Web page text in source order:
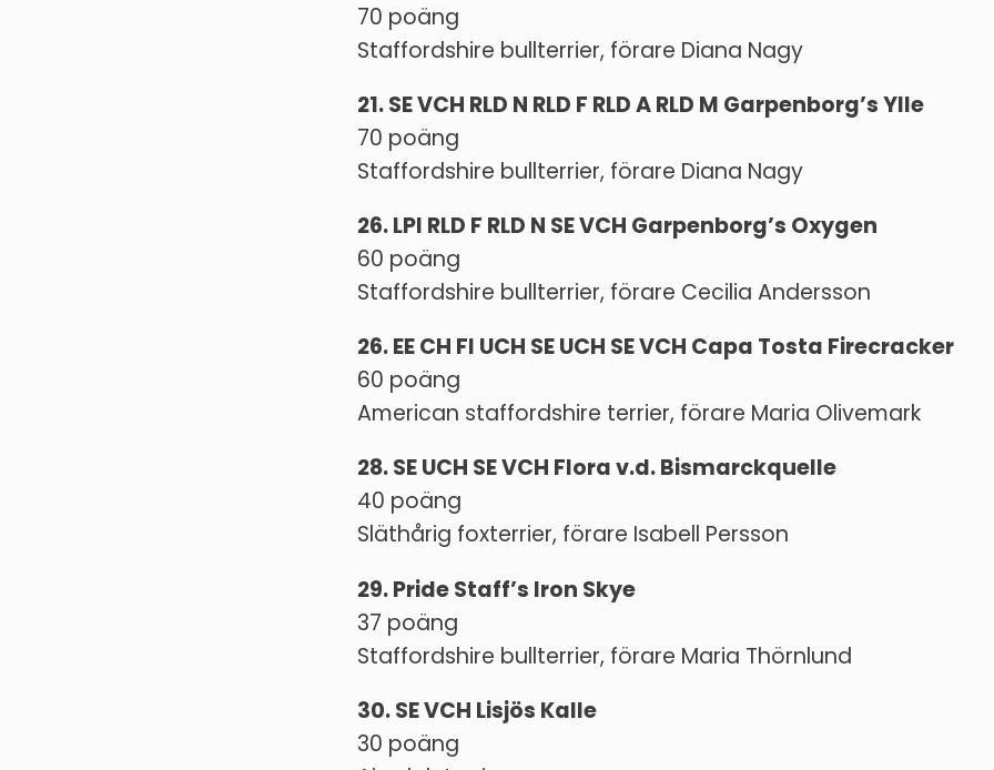
70 poäng
Staffordshire bullterrier, förare Diana Nagy
21. SE VCH RLD N RLD F RLD A RLD M Garpenborg’s Ylle
70 poäng
Staffordshire bullterrier, förare Diana Nagy
26. LPI RLD F RLD N SE VCH Garpenborg’s Oxygen
60 poäng
Staffordshire bullterrier, förare Cecilia Andersson
26. EE CH FI UCH SE UCH SE VCH Capa Tosta Firecracker
60 poäng
American staffordshire terrier, förare Maria Olivemark
28. SE UCH SE VCH Flora v.d. Bismarckquelle
40 poäng
Släthårig foxterrier, förare Isabell Persson
29. Pride Staff’s Iron Skye
37 poäng
Staffordshire bullterrier, förare Maria Thörnlund
30. SE VCH Lisjös Kalle
30 poäng